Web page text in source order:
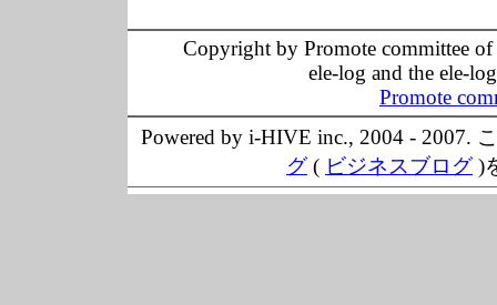
Copyright by Promote committee
ele-log and the ele-
Promote
Powered by i-HIVE inc., 2004 - 2007.
グ( ビジネスブログ)